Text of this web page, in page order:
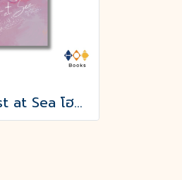
หนังสือ Lost at Sea โฮชิคุงกับโมริคุงดูเหมือนจะหลงทาง